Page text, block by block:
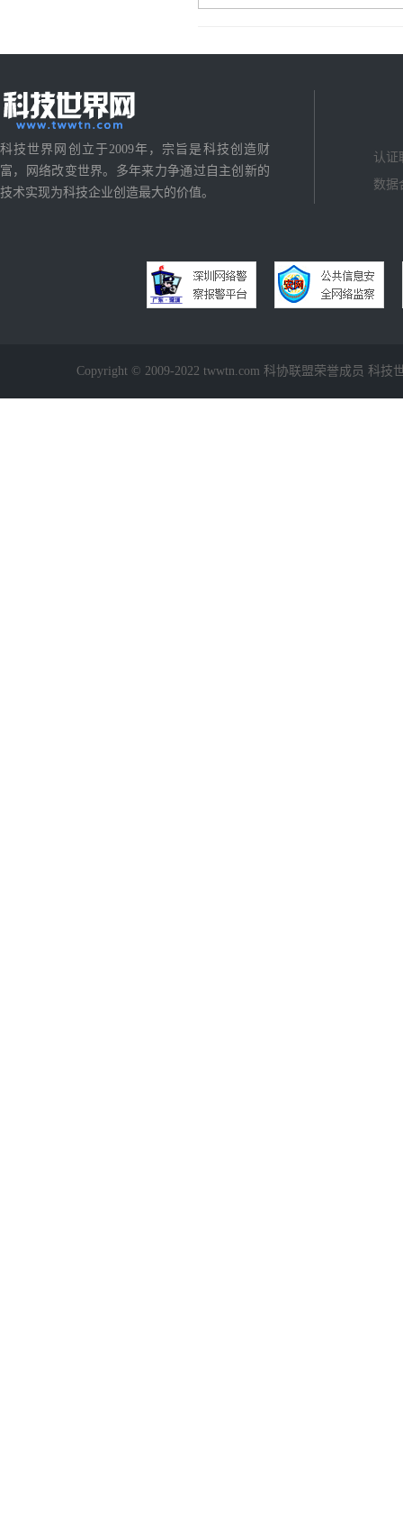
科技世界网创立于2009年，宗旨是科技创造财
富，网络改变世界。多年来力争通过自主创新的
技术实现为科技企业创造最大的价值。
认证
数据
Copyright © 2009-2022 twwtn.com 科协联盟荣誉成员 科